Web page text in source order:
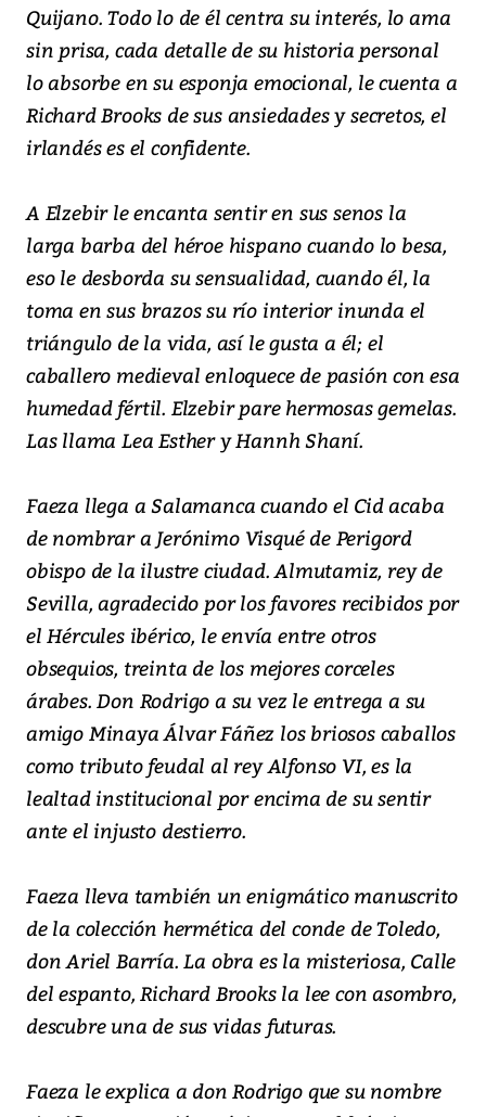
Quijano. Todo lo de él centra su interés, lo ama
sin prisa, cada detalle de su historia personal
lo absorbe en su esponja emocional, le cuenta a
Richard Brooks de sus ansiedades y secretos, el
irlandés es el confidente.
A Elzebir le encanta sentir en sus senos la
larga barba del héroe hispano cuando lo besa,
eso le desborda su sensualidad, cuando él, la
toma en sus brazos su río interior inunda el
triángulo de la vida, así le gusta a él; el
caballero medieval enloquece de pasión con esa
humedad fértil. Elzebir pare hermosas gemelas.
Las llama Lea Esther y Hannh Shaní.
Faeza llega a Salamanca cuando el Cid acaba
de nombrar a Jerónimo Visqué de Perigord
obispo de la ilustre ciudad. Almutamiz, rey de
Sevilla, agradecido por los favores recibidos por
el Hércules ibérico, le envía entre otros
obsequios, treinta de los mejores corceles
árabes. Don Rodrigo a su vez le entrega a su
amigo Minaya Álvar Fáñez los briosos caballos
como tributo feudal al rey Alfonso VI, es la
lealtad institucional por encima de su sentir
ante el injusto destierro.
Faeza lleva también un enigmático manuscrito
de la colección hermética del conde de Toledo,
don Ariel Barría. La obra es la misteriosa, Calle
del espanto, Richard Brooks la lee con asombro,
descubre una de sus vidas futuras.
Faeza le explica a don Rodrigo que su nombre